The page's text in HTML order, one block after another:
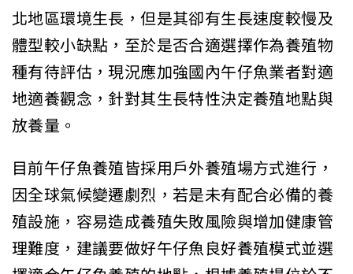
北地區環境生長，但是其卻有生長速度較慢及
體型較小缺點，至於是否合適選擇作為養殖物
種有待評估，現況應加強國內午仔魚業者對適
地適養觀念，針對其生長特性決定養殖地點與
放養量。
目前午仔魚養殖皆採用戶外養殖場方式進行，
因全球氣候變遷劇烈，若是未有配合必備的養
殖設施，容易造成養殖失敗風險與增加健康管
理難度，建議要做好午仔魚良好養殖模式並選